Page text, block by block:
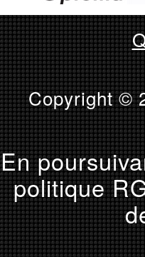
Copyright ©
En
politique